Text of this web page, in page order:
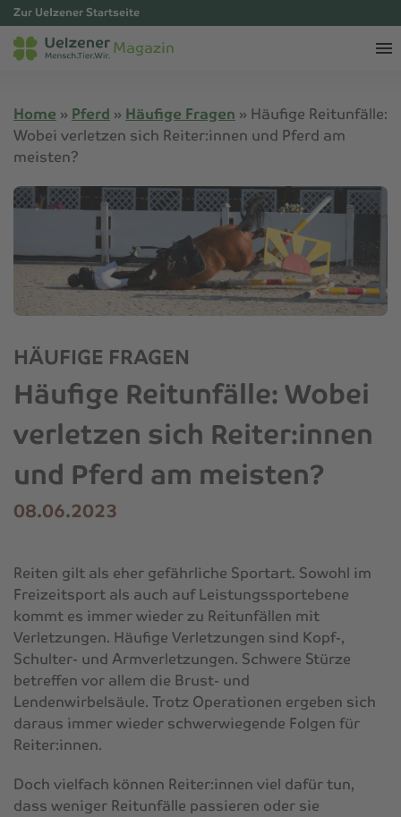
Zur Uelzener Startseite
Magazin
Home » Pferd » Häufige Fragen » Häufige Reitunfälle:
Wobei verletzen sich Reiter:innen und Pferd am
meisten?
HÄUFIGE FRAGEN
Häufige Reitunfälle: Wobei
verletzen sich Reiter:innen
und Pferd am meisten?
08.06.2023
Reiten gilt als eher gefährliche Sportart. Sowohl im
Freizeitsport als auch auf Leistungssportebene
kommt es immer wieder zu Reitunfällen mit
Verletzungen. Häufige Verletzungen sind Kopf-,
Schulter- und Armverletzungen. Schwere Stürze
betreffen vor allem die Brust- und
Lendenwirbelsäule. Trotz Operationen ergeben sich
daraus immer wieder schwerwiegende Folgen für
Reiter:innen.
Doch vielfach können Reiter:innen viel dafür tun,
dass weniger Reitunfälle passieren oder sie